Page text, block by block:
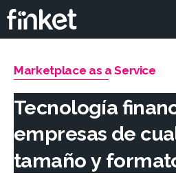
Marketplace as a Service
Tecnología
empresas de
tamaño y